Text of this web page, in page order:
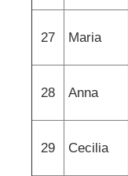
27 Maria
28 Anna
29 Cecilia